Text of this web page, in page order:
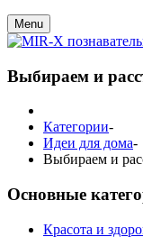
Menu
Выбираем и
Категории-
Идеи для дома-
Выбираем и
Основные
Красота и